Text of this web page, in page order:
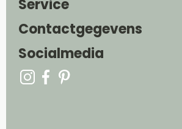
Service
Contactgegevens
Socialmedia